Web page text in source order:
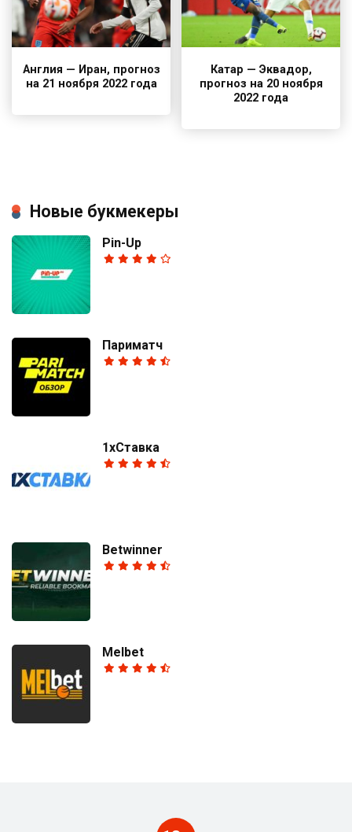
Англия — Иран, прогноз
на 21 ноября 2022 года
Катар — Эквадор,
прогноз на 20 ноября
2022 года
Новые букмекеры
Pin-Up
Париматч
1хСтавка
Betwinner
Melbet